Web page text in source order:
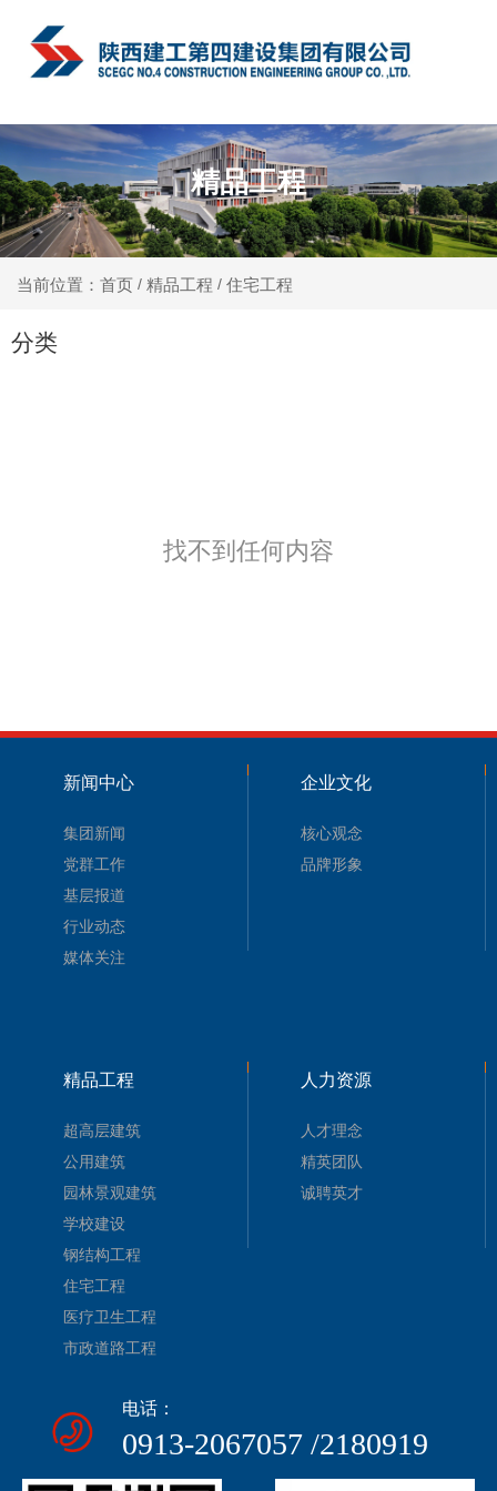
中文
精品工程
当前位置：首页 / 精品工程 / 住宅工程
分类
找不到任何内容
新闻中心
集团新闻
党群工作
基层报道
行业动态
媒体关注
企业文化
核心观念
品牌形象
精品工程
超高层建筑
公用建筑
园林景观建筑
学校建设
钢结构工程
住宅工程
医疗卫生工程
市政道路工程
人力资源
人才理念
精英团队
诚聘英才
电话：
0913-2067057 /2180919